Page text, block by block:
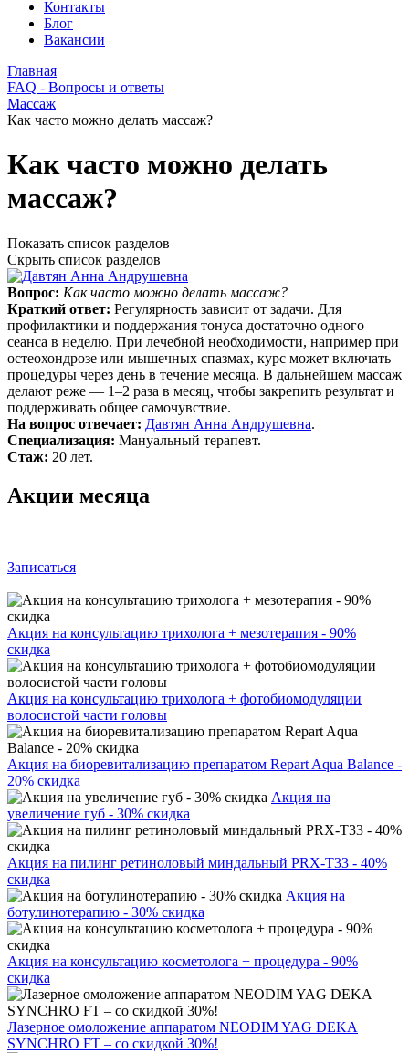
Контакты
Блог
Вакансии
Главная
FAQ - Вопросы и ответы
Массаж
Как часто можно делать массаж?
Как часто можно делать
массаж?
Показать список разделов
Скрыть список разделов
Вопрос: Как часто можно делать массаж?
Краткий ответ: Регулярность зависит от задачи. Для
профилактики и поддержания тонуса достаточно одного
сеанса в неделю. При лечебной необходимости, например при
остеохондрозе или мышечных спазмах, курс может включать
процедуры через день в течение месяца. В дальнейшем массаж
делают реже — 1–2 раза в месяц, чтобы закрепить результат и
поддерживать общее самочувствие.
На вопрос отвечает: Давтян Анна Андрушевна.
Специализация: Мануальный терапевт.
Стаж: 20 лет.
Акции месяца
Записаться
Акция на консультацию трихолога + мезотерапия - 90%
скидка
Акция на консультацию трихолога + фотобиомодуляции
волосистой части головы
Акция на биоревитализацию препаратом Repart Aqua Balance -
20% скидка
Акция на
увеличение губ - 30% скидка
Акция на пилинг ретиноловый миндальный PRX-T33 - 40%
скидка
Акция на
ботулинотерапию - 30% скидка
Акция на консультацию косметолога + процедура - 90%
скидка
Лазерное омоложение аппаратом NEODIM YAG DEKA
SYNCHRO FT – со скидкой 30%!